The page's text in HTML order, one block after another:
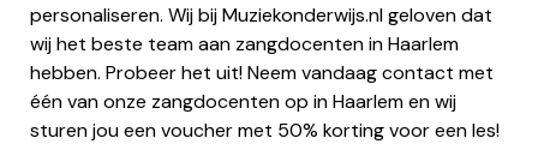
personaliseren. Wij bij Muziekonderwijs.nl geloven dat
wij het beste team aan zangdocenten in Haarlem
hebben. Probeer het uit! Neem vandaag contact met
één van onze zangdocenten op in Haarlem en wij
sturen jou een voucher met 50% korting voor een les!